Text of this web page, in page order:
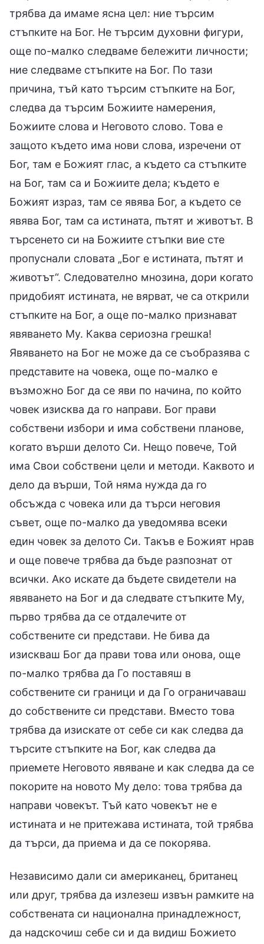
трябва да имаме ясна цел: ние търсим
стъпките на Бог. Не търсим духовни фигури,
още по-малко следваме бележити личности;
ние следваме стъпките на Бог. По тази
причина, тъй като търсим стъпките на Бог,
следва да търсим Божиите намерения,
Божиите слова и Неговото слово. Това е
защото където има нови слова, изречени от
Бог, там е Божият глас, а където са стъпките
на Бог, там са и Божиите дела; където е
Божият израз, там се явява Бог, а където се
явява Бог, там са истината, пътят и животът. В
търсенето си на Божиите стъпки вие сте
пропуснали словата „Бог е истината, пътят и
животът“. Следователно мнозина, дори когато
придобият истината, не вярват, че са открили
стъпките на Бог, а още по-малко признават
явяването Му. Каква сериозна грешка!
Явяването на Бог не може да се съобразява с
представите на човека, още по-малко е
възможно Бог да се яви по начина, по който
човек изисква да го направи. Бог прави
собствени избори и има собствени планове,
когато върши делото Си. Нещо повече, Той
има Свои собствени цели и методи. Каквото и
дело да върши, Той няма нужда да го
обсъжда с човека или да търси неговия
съвет, още по-малко да уведомява всеки
един човек за делото Си. Такъв е Божият нрав
и още повече трябва да бъде разпознат от
всички. Ако искате да бъдете свидетели на
явяването на Бог и да следвате стъпките Му,
първо трябва да се отдалечите от
собствените си представи. Не бива да
изискваш Бог да прави това или онова, още
по-малко трябва да Го поставяш в
собствените си граници и да Го ограничаваш
до собствените си представи. Вместо това
трябва да изискате от себе си как следва да
търсите стъпките на Бог, как следва да
приемете Неговото явяване и как следва да се
покорите на новото Му дело: това трябва да
направи човекът. Тъй като човекът не е
истината и не притежава истината, той трябва
да търси, да приема и да се покорява.
Независимо дали си американец, британец
или друг, трябва да излезеш извън рамките на
собствената си национална принадлежност,
да надскочиш себе си и да видиш Божието